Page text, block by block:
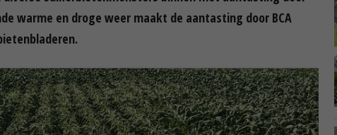
warme en droge weer maakt de aantasting door BCA